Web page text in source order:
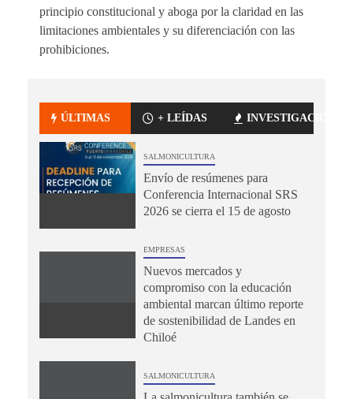
principio constitucional y aboga por la claridad en las
limitaciones ambientales y su diferenciación con las
prohibiciones.
ÚLTIMAS + LEÍDAS INVESTIGACIÓN
SALMONICULTURA
Envío de resúmenes para
Conferencia Internacional SRS
2026 se cierra el 15 de agosto
EMPRESAS
Nuevos mercados y
compromiso con la educación
ambiental marcan último reporte
de sostenibilidad de Landes en
Chiloé
SALMONICULTURA